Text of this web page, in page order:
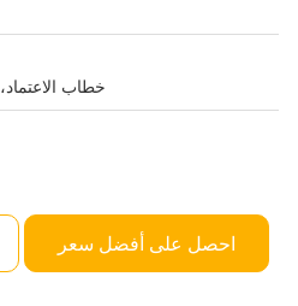
خطاب الاعتماد، D/A، D/P، T/T، ويسترن يونيون
احصل على أفضل سعر